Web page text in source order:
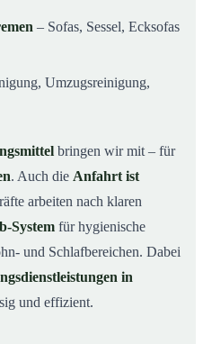
– Sofas, Sessel, Ecksofas
Umzugsreinigung,
bringen wir mit – für
. Auch die Anfahrt ist
arbeiten nach klaren
System für hygienische
und Schlafbereichen. Dabei
in
und effizient.